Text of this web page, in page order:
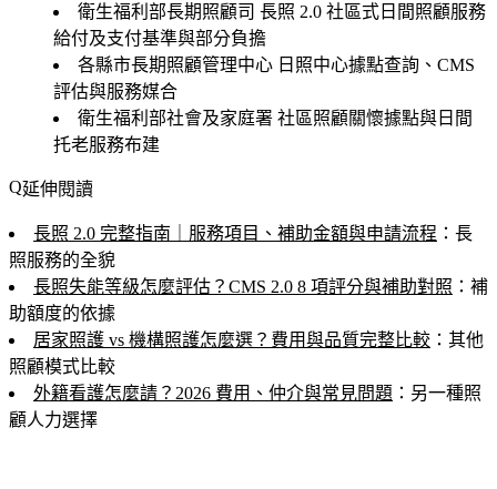
衛生福利部長期照顧司 長照 2.0 社區式日間照顧服務
給付及支付基準與部分負擔
各縣市長期照顧管理中心 日照中心據點查詢、CMS
評估與服務媒合
衛生福利部社會及家庭署 社區照顧關懷據點與日間
托老服務布建
延伸閱讀
長照 2.0 完整指南｜服務項目、補助金額與申請流程 ：長
照服務的全貌
長照失能等級怎麼評估？CMS 2.0 8 項評分與補助對照 ：補
助額度的依據
居家照護 vs 機構照護怎麼選？費用與品質完整比較 ：其他
照顧模式比較
外籍看護怎麼請？2026 費用、仲介與常見問題 ：另一種照
顧人力選擇